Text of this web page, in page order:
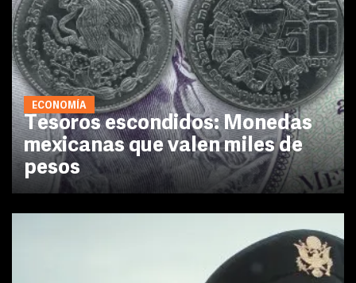
ECONOMÍA
Tesoros escondidos: Monedas
mexicanas que valen miles de
pesos